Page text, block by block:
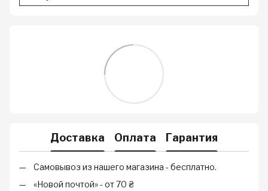
Доставка Оплата Гарантия
Самовывоз из нашего магазина - бесплатно.
«Новой почтой» - от 70 ₴